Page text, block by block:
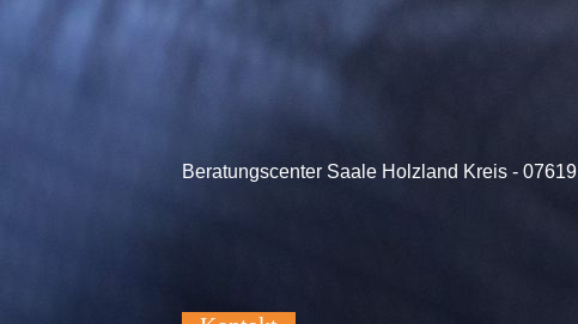
Beratungscenter Saale Holzland Kreis -